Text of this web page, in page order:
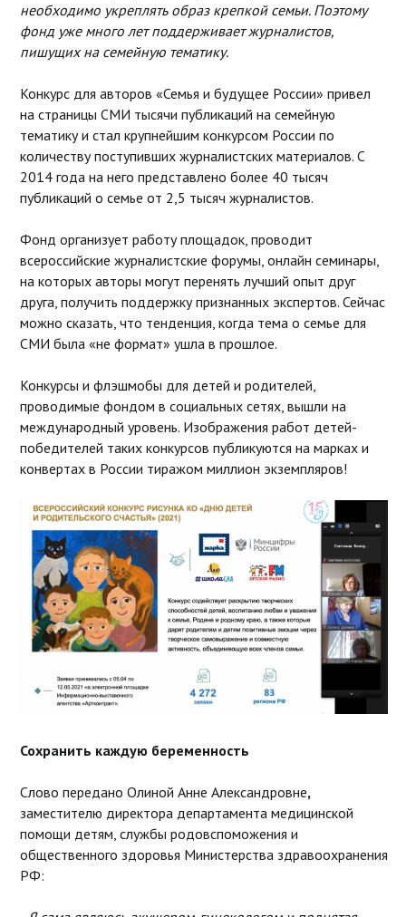
необходимо укреплять образ крепкой семьи. Поэтому
фонд уже много лет поддерживает журналистов,
пишущих на семейную тематику.
Конкурс для авторов «Семья и будущее России» привел
на страницы СМИ тысячи публикаций на семейную
тематику и стал крупнейшим конкурсом России по
количеству поступивших журналистских материалов. С
2014 года на него представлено более 40 тысяч
публикаций о семье от 2,5 тысяч журналистов.
Фонд организует работу площадок, проводит
всероссийские журналистские форумы, онлайн семинары,
на которых авторы могут перенять лучший опыт друг
друга, получить поддержку признанных экспертов. Сейчас
можно сказать, что тенденция, когда тема о семье для
СМИ была «не формат» ушла в прошлое.
Конкурсы и флэшмобы для детей и родителей,
проводимые фондом в социальных сетях, вышли на
международный уровень. Изображения работ детей-
победителей таких конкурсов публикуются на марках и
конвертах в России тиражом миллион экземпляров!
Сохранить каждую беременность
Слово передано Олиной Анне Александровне,
заместителю директора департамента медицинской
помощи детям, службы родовспоможения и
общественного здоровья Министерства здравоохранения
РФ: